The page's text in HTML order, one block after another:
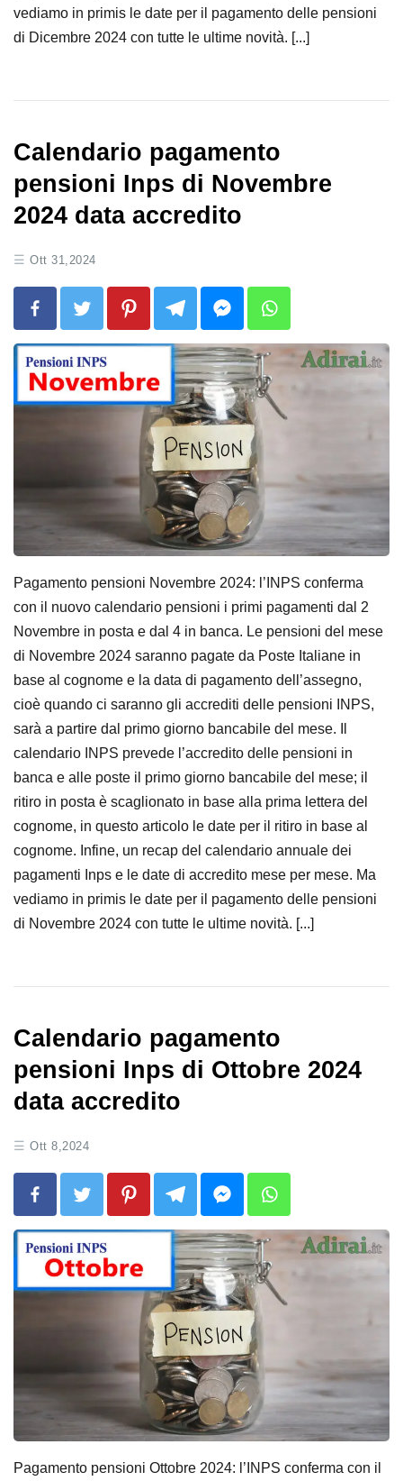
vediamo in primis le date per il pagamento delle pensioni
di Dicembre 2024 con tutte le ultime novità. [...]
Calendario pagamento
pensioni Inps di Novembre
2024 data accredito
Ott 31,2024
Pagamento pensioni Novembre 2024: l’INPS conferma
con il nuovo calendario pensioni i primi pagamenti dal 2
Novembre in posta e dal 4 in banca. Le pensioni del mese
di Novembre 2024 saranno pagate da Poste Italiane in
base al cognome e la data di pagamento dell’assegno,
cioè quando ci saranno gli accrediti delle pensioni INPS,
sarà a partire dal primo giorno bancabile del mese. Il
calendario INPS prevede l’accredito delle pensioni in
banca e alle poste il primo giorno bancabile del mese; il
ritiro in posta è scaglionato in base alla prima lettera del
cognome, in questo articolo le date per il ritiro in base al
cognome. Infine, un recap del calendario annuale dei
pagamenti Inps e le date di accredito mese per mese. Ma
vediamo in primis le date per il pagamento delle pensioni
di Novembre 2024 con tutte le ultime novità. [...]
Calendario pagamento
pensioni Inps di Ottobre 2024
data accredito
Ott 8,2024
Pagamento pensioni Ottobre 2024: l’INPS conferma con il